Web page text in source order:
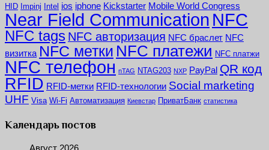
HID Impinj Intel ios iphone Kickstarter Mobile World Congress
Near Field Communication NFC
NFC tags NFC авторизация NFC браслет NFC
визитка NFC метки NFC платежи NFC платжи
NFC телефон nTAG NTAG203 NXP PayPal QR код
RFID RFID-метки RFID-технологии Social marketing
UHF Visa Wi-Fi Автоматизация Киевстар ПриватБанк статистика
Календарь постов